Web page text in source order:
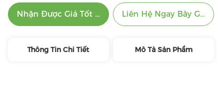
Nhận Được Giá Tốt Nhất Liên Hệ Ngay Bây Giờ
Thông Tin Chi Tiết Mô Tả Sản Phẩm